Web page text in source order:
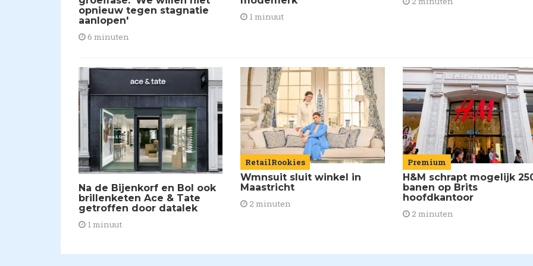
opnieuw tegen stagnatie
aanlopen'
6 minuten
1 minuut
Na de Bijenkorf en Bol ook
brillenketen Ace & Tate
getroffen door datalek
1 minuut
RetailRookies
Wmnsuit sluit winkel in
Maastricht
2 minuten
Premium
H&M schrapt mogelijk
banen op Brits
hoofdkantoor
2 minuten